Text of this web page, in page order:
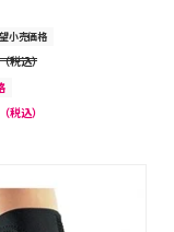
小売価格
（税込）
（税込）